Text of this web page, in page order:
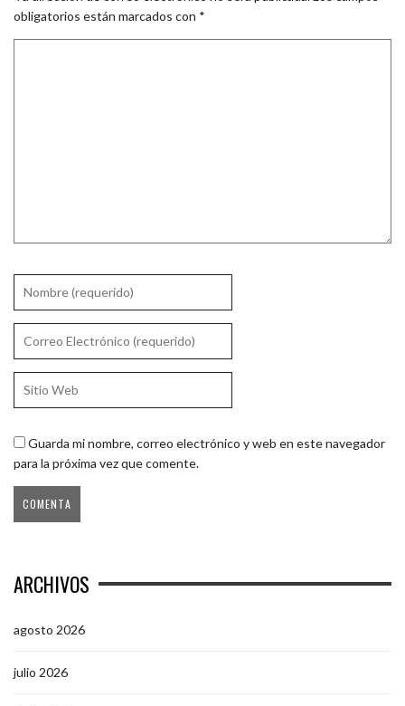
obligatorios están marcados con *
Guarda mi nombre, correo electrónico y web en este navegador
para la próxima vez que comente.
ARCHIVOS
agosto 2026
julio 2026